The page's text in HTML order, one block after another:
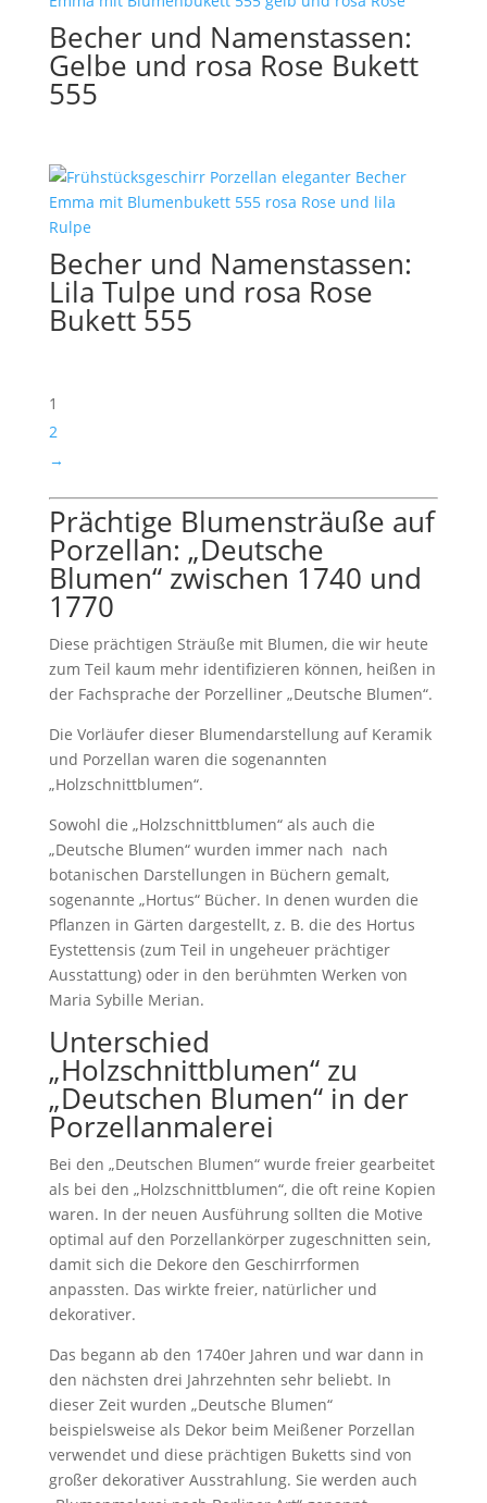
Becher und Namenstassen:
Gelbe und rosa Rose Bukett
555
Becher und Namenstassen:
Lila Tulpe und rosa Rose
Bukett 555
1
2
→
Prächtige Blumensträuße auf
Porzellan: „Deutsche
Blumen“ zwischen 1740 und
1770
Diese prächtigen Sträuße mit Blumen, die wir heute
zum Teil kaum mehr identifizieren können, heißen in
der Fachsprache der Porzelliner „Deutsche Blumen“.
Die Vorläufer dieser Blumendarstellung auf Keramik
und Porzellan waren die sogenannten
„Holzschnittblumen“.
Sowohl die „Holzschnittblumen“ als auch die
„Deutsche Blumen“ wurden immer nach nach
botanischen Darstellungen in Büchern gemalt,
sogenannte „Hortus“ Bücher. In denen wurden die
Pflanzen in Gärten dargestellt, z. B. die des Hortus
Eystettensis (zum Teil in ungeheuer prächtiger
Ausstattung) oder in den berühmten Werken von
Maria Sybille Merian.
Unterschied
„Holzschnittblumen“ zu
„Deutschen Blumen“ in der
Porzellanmalerei
Bei den „Deutschen Blumen“ wurde freier gearbeitet
als bei den „Holzschnittblumen“, die oft reine Kopien
waren. In der neuen Ausführung sollten die Motive
optimal auf den Porzellankörper zugeschnitten sein,
damit sich die Dekore den Geschirrformen
anpassten. Das wirkte freier, natürlicher und
dekorativer.
Das begann ab den 1740er Jahren und war dann in
den nächsten drei Jahrzehnten sehr beliebt. In
dieser Zeit wurden „Deutsche Blumen“
beispielsweise als Dekor beim Meißener Porzellan
verwendet und diese prächtigen Buketts sind von
großer dekorativer Ausstrahlung. Sie werden auch